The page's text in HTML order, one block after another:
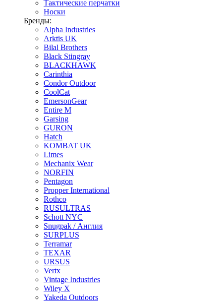
Тактические перчатки
Носки
Бренды:
Alpha Industries
Arktis UK
Bilal Brothers
Black Stingray
BLACKHAWK
Carinthia
Condor Outdoor
CoolCat
EmersonGear
Entire M
Garsing
GURON
Hatch
KOMBAT UK
Limes
Mechanix Wear
NORFIN
Pentagon
Propper International
Rothco
RUSULTRAS
Schott NYC
Snugpak / Англия
SURPLUS
Terramar
TEXAR
URSUS
Vertx
Vintage Industries
Wiley X
Yakeda Outdoors